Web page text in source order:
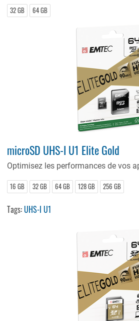
32 GB 64 GB
microSD UHS-I U1 Elite Gold
Optimisez les performances de vos
16 GB 32 GB 64 GB 128 GB 256 GB
Tags:UHS-I U1